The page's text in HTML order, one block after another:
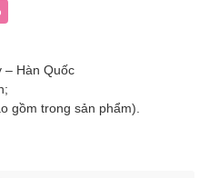
– Hàn Quốc
gồm trong sản phẩm).